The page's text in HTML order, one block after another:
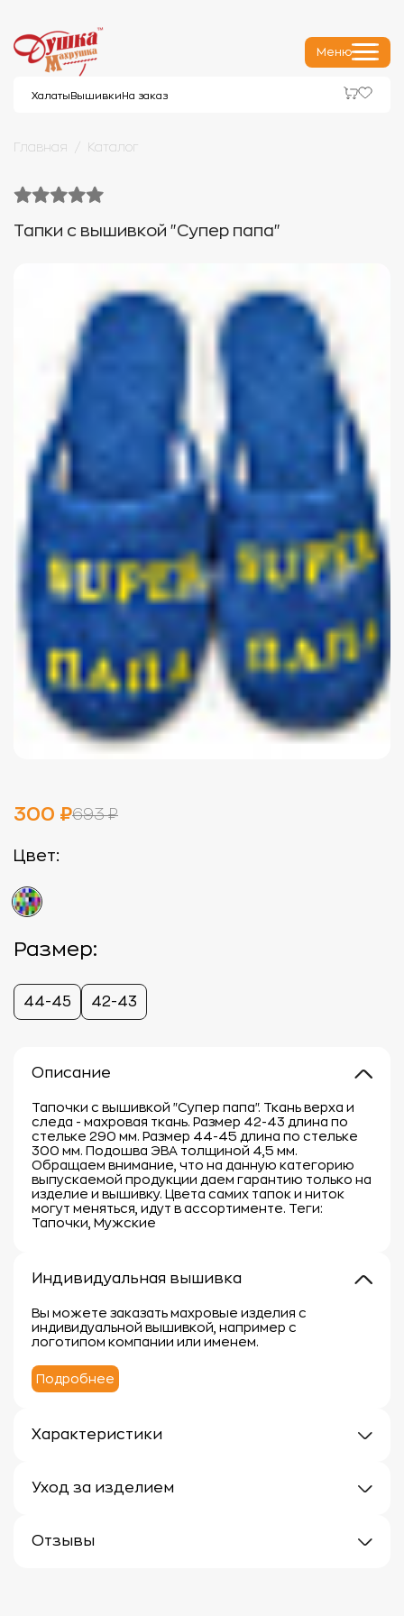
Меню
Халаты Вышивки На заказ
Главная Каталог
Тапки с вышивкой "Супер папа"
300 ₽693 ₽
Цвет:
Размер:
44-45 42-43
Описание
Тапочки с вышивкой "Супер папа". Ткань верха и
следа - махровая ткань. Размер 42-43 длина по
стельке 290 мм. Размер 44-45 длина по стельке
300 мм. Подошва ЭВА толщиной 4,5 мм.
Обращаем внимание, что на данную категорию
выпускаемой продукции даем гарантию только на
изделие и вышивку. Цвета самих тапок и ниток
могут меняться, идут в ассортименте. Теги:
Тапочки, Мужские
Индивидуальная вышивка
Вы можете заказать махровые изделия с
индивидуальной вышивкой, например с
логотипом компании или именем.
Подробнее
Характеристики
Материал: 100% хлопок
Уход за изделием
чтобы сохранить их мягкость, впитывающие
Отзывы